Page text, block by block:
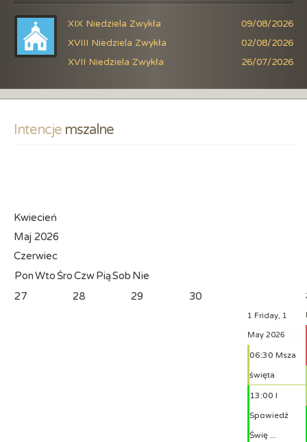
XIX Niedziela Zwykła
09/08/2026
XVIII Niedziela Zwykła
02/08/2026
XVII Niedziela Zwykła
26/07/2026
Intencje mszalne
Kwiecień
Maj 2026
Czerwiec
PonWto ŚroCzwPiąSob Nie
27
28 29 30
1 Friday, 1
May 2026
06:30 Msza
święta
13:00 I
Spowiedź
Świę ...